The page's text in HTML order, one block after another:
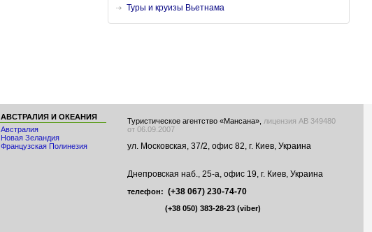
Туры и круизы Вьетнама
АВСТРАЛИЯ И ОКЕАНИЯ
Австралия
Новая Зеландия
Французская Полинезия
Туристическое агентство «Мансана», лицензия АВ 349480
от 06.09.2007
ул. Московская, 37/2, офис 82, г. Киев, Украина
Днепровская наб., 25-а, офис 19, г. Киев, Украина
телефон: (+38 067) 230-74-70
(+38 050) 383-28-23 (viber)